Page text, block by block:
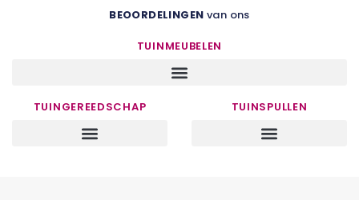
BEOORDELINGEN van ons
TUINMEUBELEN
TUINGEREEDSCHAP TUINSPULLEN